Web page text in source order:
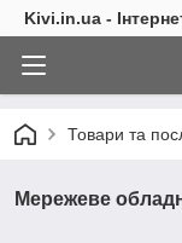
Kivi.in.ua -
Товари та
Мережеве